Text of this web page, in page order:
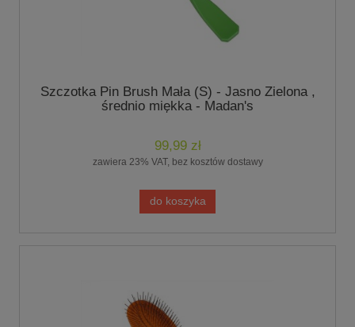
Szczotka Pin Brush Mała (S) - Jasno Zielona ,
średnio miękka - Madan's
99,99 zł
zawiera 23% VAT, bez kosztów dostawy
do koszyka